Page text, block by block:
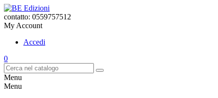
contatto: 0559757512
My Account
Accedi
0
Menu
Menu